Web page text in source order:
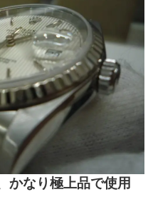
かなり極上品で使用